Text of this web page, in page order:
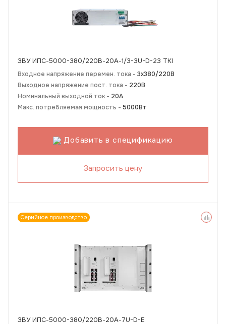
ЗВУ ИПС-5000-380/220В-20А-1/3-3U-D-23 TKI
Входное напряжение перемен. тока - 3х380/220В
Выходное напряжение пост. тока - 220В
Номинальный выходной ток - 20А
Макс. потребляемая мощность - 5000Вт
Добавить в спецификацию
Запросить цену
Серийное производство
ЗВУ ИПС-5000-380/220В-20А-7U-D-Е